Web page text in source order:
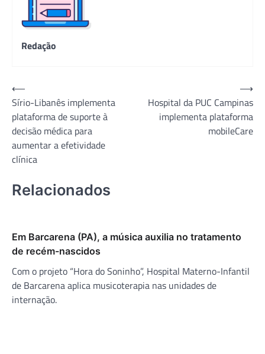
Redação
Navegação
de
Post
⟵
Sírio-Libanês implementa
plataforma de suporte à
decisão médica para
aumentar a efetividade
clínica
Hospital da PUC Campinas
implementa plataforma
mobileCare
⟶
Relacionados
Em Barcarena (PA), a música auxilia no tratamento
de recém-nascidos
Com o projeto “Hora do Soninho”, Hospital Materno-Infantil
de Barcarena aplica musicoterapia nas unidades de
internação.